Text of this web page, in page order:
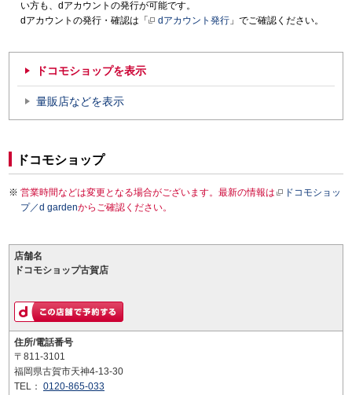
い方も、dアカウントの発行が可能です。
dアカウントの発行・確認は「
dアカウント発行 」でご確認ください。
ドコモショップを表示
量販店などを表示
ドコモショップ
営業時間などは変更となる場合がございます。最新の情報は
ドコモショッ
プ／d gardenからご確認ください。
店舗名
ドコモショップ古賀店
住所/電話番号
〒811-3101
福岡県古賀市天神4-13-30
TEL： 0120-865-033